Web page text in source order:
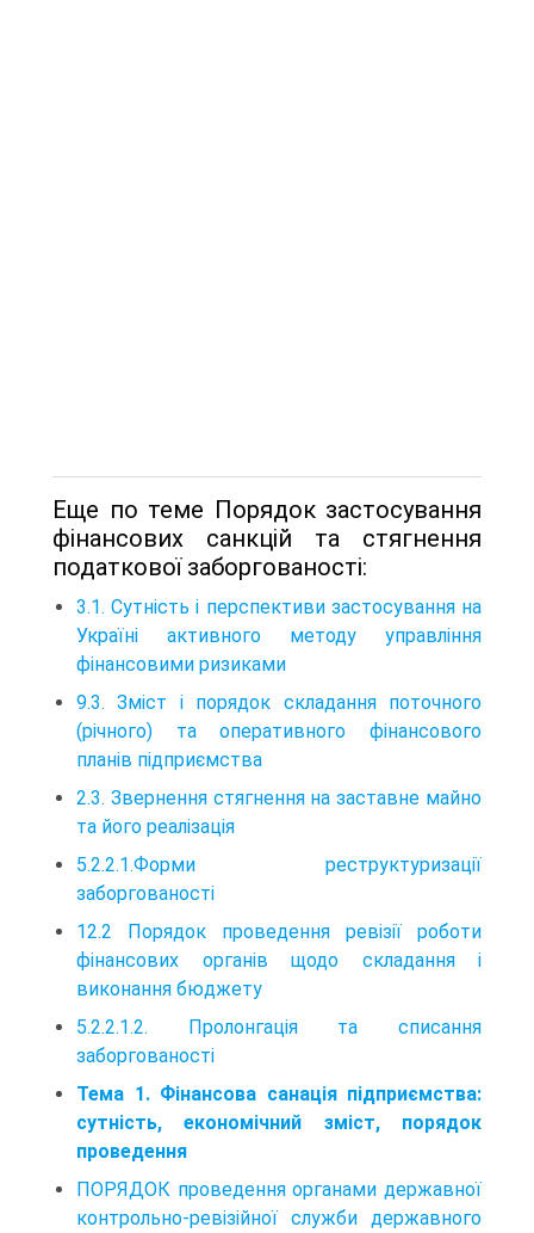
Еще по теме Порядок застосування
фінансових санкцій та стягнення
податкової заборгованості:
3.1. Сутність і перспективи застосування на
Україні активного методу управління
фінансовими ризиками
9.3. Зміст і порядок складання поточного
(річного) та оперативного фінансового
планів підприємства
2.3. Звернення стягнення на заставне майно
та його реалізація
5.2.2.1.Форми реструктуризації
заборгованості
12.2 Порядок проведення ревізії роботи
фінансових органів щодо складання і
виконання бюджету
5.2.2.1.2. Пролонгація та списання
заборгованості
Тема 1. Фінансова санація підприємства:
сутність, економічний зміст, порядок
проведення
ПОРЯДОК проведення органами державної
контрольно-ревізійної служби державного